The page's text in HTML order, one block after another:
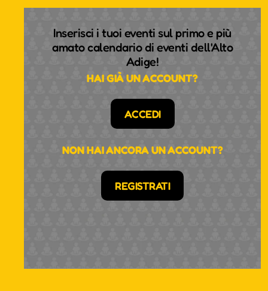
Inserisci i tuoi eventi sul primo e più
amato calendario di eventi dell'Alto
Adige!
HAI GIÀ UN ACCOUNT?
ACCEDI
NON HAI ANCORA UN ACCOUNT?
REGISTRATI